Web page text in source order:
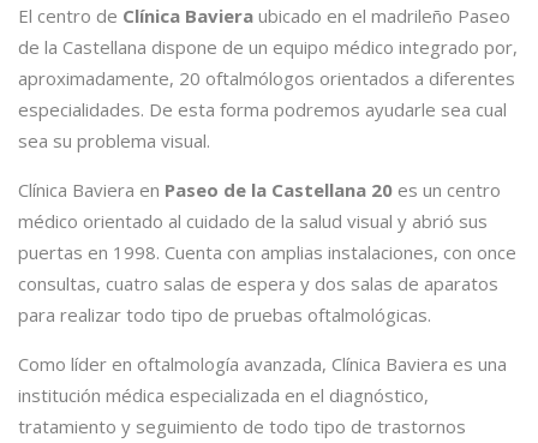
El centro de Clínica Baviera ubicado en el madrileño Paseo
de la Castellana dispone de un equipo médico integrado por,
aproximadamente, 20 oftalmólogos orientados a diferentes
especialidades. De esta forma podremos ayudarle sea cual
sea su problema visual.
Clínica Baviera en Paseo de la Castellana 20 es un centro
médico orientado al cuidado de la salud visual y abrió sus
puertas en 1998. Cuenta con amplias instalaciones, con once
consultas, cuatro salas de espera y dos salas de aparatos
para realizar todo tipo de pruebas oftalmológicas.
Como líder en oftalmología avanzada, Clínica Baviera es una
institución médica especializada en el diagnóstico,
tratamiento y seguimiento de todo tipo de trastornos